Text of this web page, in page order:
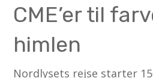
CME’er til
himlen
Nordlysets rejse starter